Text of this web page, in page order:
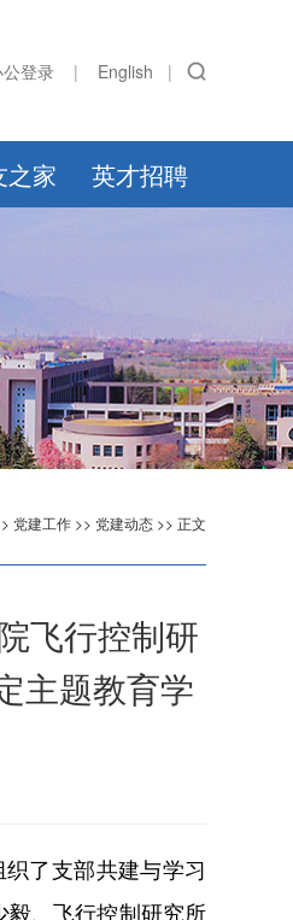
公登录 | English |
之家 英才招聘
党建工作 >> 党建动态 >> 正文
飞行控制研
主题教育学
了支部共建与学习
毅、飞行控制研究所